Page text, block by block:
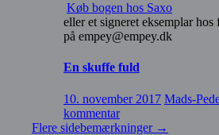
Køb bogen hos Saxo
eller et signeret eksemplar
på empey@empey.dk
En skuffe fuld
10. november 2017 Mads-
kommentar
Flere sidebemærkninger →